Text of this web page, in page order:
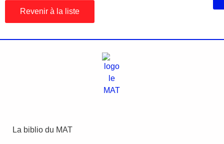
Revenir à la liste
La biblio du MAT